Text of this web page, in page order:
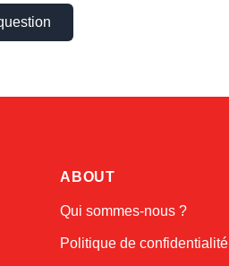
ABOUT
Qui sommes-nous ?
Politique de confidentialité